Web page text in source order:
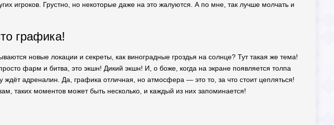
игроков. Грустно, но некоторые даже на это жалуются. А по мне, так лучше молчать и
графика!
новые локации и секреты, как виноградные гроздья на солнце? Тут такая же тема!
фарм и битва, это экшн! Дикий экшн! И, о боже, когда на экране появляется толпа
адреналин. Да, графика отличная, но атмосфера — это то, за что стоит цепляться!
таких моментов может быть несколько, и каждый из них запоминается!